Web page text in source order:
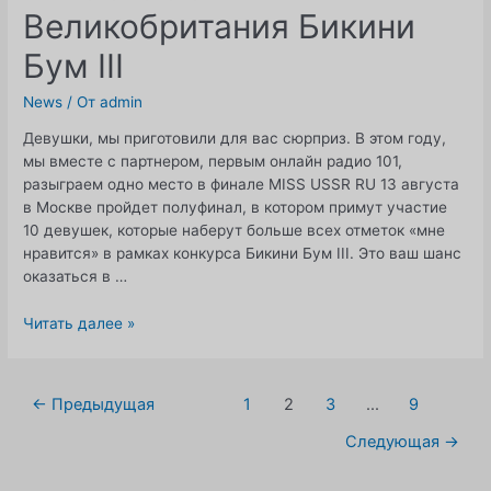
Великобритания Бикини
Бум III
News / От admin
Девушки, мы приготовили для вас сюрприз. В этом году,
мы вместе с партнером, первым онлайн радио 101,
разыграем одно место в финале MISS USSR RU 13 августа
в Москве пройдет полуфинал, в котором примут участие
10 девушек, которые наберут больше всех отметок «мне
нравится» в рамках конкурса Бикини Бум III. Это ваш шанс
оказаться в …
МИСС
Бум
Читать далее »
Навигация
← Предыдущая 1 2 3 ...
9
Следующая →